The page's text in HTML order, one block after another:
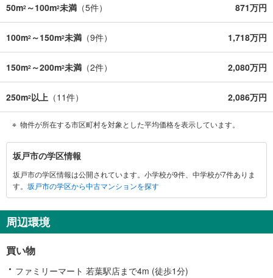
50m2 ～100m2未満 （5件） 871万円
100m2 ～150m2未満 （9件） 1,718万円
150m2 ～200m2未満 （2件） 2,080万円
250m2以上 （11件） 2,086万円
物件が所在する市区町村を対象とした平均価格を表示しています。
坂
戸
市
に
す
る
情
報
坂戸市の学区情報
坂戸市の学区情報は公開されています。小学校が9件、中学校が7件ありま
す。 坂戸市の学区から中古マンションを探す
周辺環境
買い物
ファミリーマート 若葉駅店まで4m (徒歩1分)